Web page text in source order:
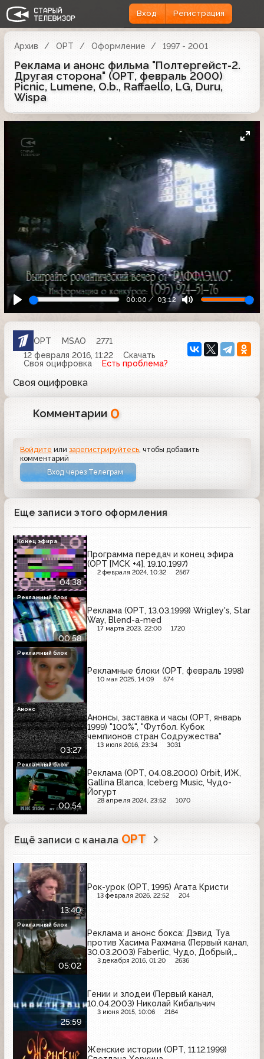
Вход Регистрация
Архив ОРТ Оформление 1997 - 2001
Реклама и анонс фильма "Полтергейст-2.
Другая сторона" (ОРТ, февраль 2000)
Picnic, Lumene, O.b., Raffaello, LG, Duru,
Wispa
00:00 03:12
ОРТ MSAO
2771
12 февраля 2016, 11:22
Скачать
Своя оцифровка
Есть проблема?
Своя оцифровка
Комментарии 0
Войдите илизарегистрируйтесь, чтобы добавить
комментарий
Вход через Телеграм
Еще записи этого оформления
04:38
Программа передач и конец эфира
(ОРТ [МСК +4], 19.10.1997)
2 февраля 2024, 10:32 2567
Конец эфира
00:58
Реклама (ОРТ, 13.03.1999) Wrigley's, Star
Way, Blend-a-med
17 марта 2023, 22:00 1720
Рекламный блок
Рекламные блоки (ОРТ, февраль 1998)
10 мая 2025, 14:09 574
Рекламный блок
03:27
Анонсы, заставка и часы (ОРТ, январь
1999) "100%", "Футбол. Кубок
чемпионов стран Содружества"
13 июля 2016, 23:34 3031
Анонс
00:54
Реклама (ОРТ, 04.08.2000) Orbit, ИЖ,
Gallina Blanca, Iceberg Music, Чудо-
Йогурт
28 апреля 2024, 23:52 1070
Рекламный блок
Ещё записи с канала ОРТ
13:40
Рок-урок (ОРТ, 1995) Агата Кристи
13 февраля 2026, 22:52 204
05:02
Реклама и анонс бокса: Дэвид Туа
против Хасима Рахмана (Первый канал,
30.03.2003) Faberlic, Чудо, Добрый,
Snickers, Три богатыря, Весёлый
3 декабря 2016, 01:20 2636
Рекламный блок
25:59
Гении и злодеи (Первый канал,
10.04.2003) Николай Кибальчич
3 июня 2015, 10:06 2164
Женские истории (ОРТ, 11.12.1999)